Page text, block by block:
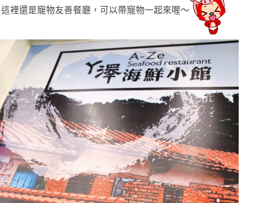
這裡還是寵物友善餐廳，可以帶寵物一起來喔〜